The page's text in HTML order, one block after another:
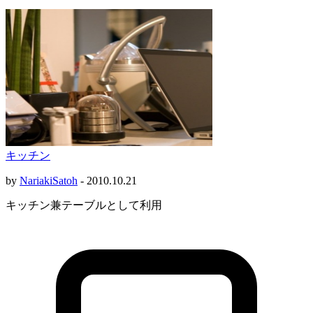
キッチン
by NariakiSatoh - 2010.10.21
キッチン兼テーブルとして利用